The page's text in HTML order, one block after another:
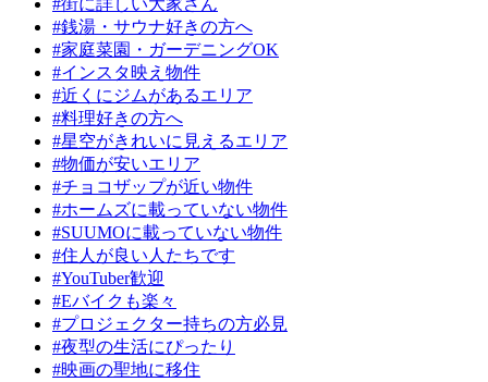
#街に詳しい大家さん
#銭湯・サウナ好きの方へ
#家庭菜園・ガーデニングOK
#インスタ映え物件
#近くにジムがあるエリア
#料理好きの方へ
#星空がきれいに見えるエリア
#物価が安いエリア
#チョコザップが近い物件
#ホームズに載っていない物件
#SUUMOに載っていない物件
#住人が良い人たちです
#YouTuber歓迎
#Eバイクも楽々
#プロジェクター持ちの方必見
#夜型の生活にぴったり
#映画の聖地に移住